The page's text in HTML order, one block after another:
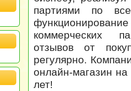
партиями по
коммерческих
отзывов от
регулярно.
онлайн-магазин
лет!